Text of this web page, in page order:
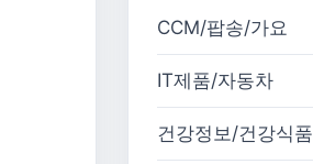
CCM/팝송/가요
IT제품/자동차
건강정보/건강식품